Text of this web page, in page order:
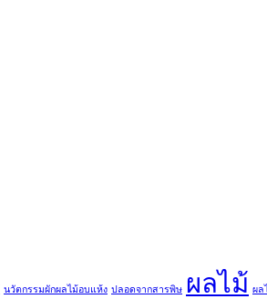
นวัตกรรมผักผลไม้อบแห้ง ปลอดจากสารพิษ ผลไม้ ผล